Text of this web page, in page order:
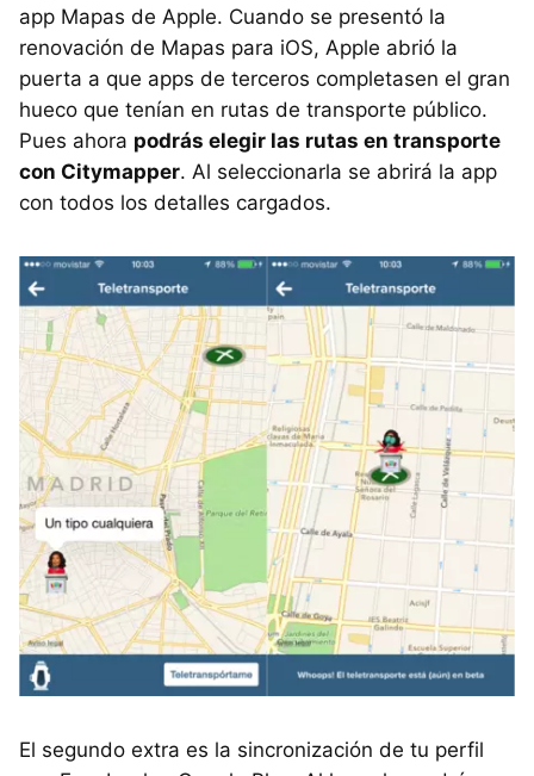
app Mapas de Apple. Cuando se presentó la
renovación de Mapas para iOS, Apple abrió la
puerta a que apps de terceros completasen el gran
hueco que tenían en rutas de transporte público.
Pues ahora podrás elegir las rutas en transporte
con Citymapper. Al seleccionarla se abrirá la app
con todos los detalles cargados.
El segundo extra es la sincronización de tu perfil